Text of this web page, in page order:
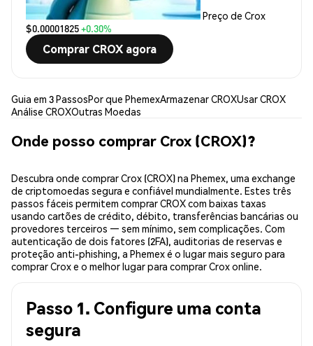
Preço de Crox
$0.00001825+0.30%
Comprar CROX agora
Guia em 3 PassosPor que PhemexArmazenar CROXUsar CROX
Análise CROXOutras Moedas
Onde posso comprar Crox (CROX)?
Descubra onde comprar Crox (CROX) na Phemex, uma exchange
de criptomoedas segura e confiável mundialmente. Estes três
passos fáceis permitem comprar CROX com baixas taxas
usando cartões de crédito, débito, transferências bancárias ou
provedores terceiros — sem mínimo, sem complicações. Com
autenticação de dois fatores (2FA), auditorias de reservas e
proteção anti-phishing, a Phemex é o lugar mais seguro para
comprar Crox e o melhor lugar para comprar Crox online.
Passo 1. Configure uma conta
segura